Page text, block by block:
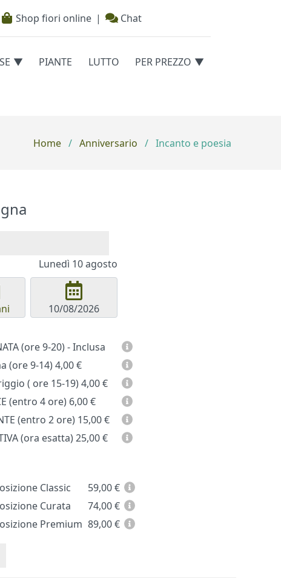
Shop fiori online | Chat
PIANTE LUTTO PER PREZZO
Home / Anniversario / Incanto e poesia
Lunedì 10 agosto
GIORNATA (ore 9-20) - Inclusa
(ore 9-14)4,00 €
( ore 15-19)4,00 €
(entro 4 ore) 6,00 €
(entro 2 ore) 15,00 €
(ora esatta)25,00 €
Classic 59,00€
Curata
74,00€
Premium 89,00€